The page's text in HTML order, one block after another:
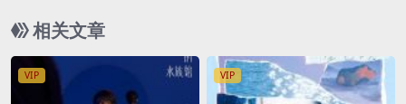
相关文章
VIP VIP